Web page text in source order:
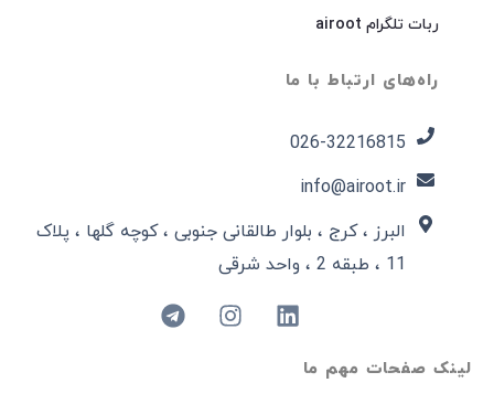
لینک صفحات مهم ما
ربات تلگرام airoot
راه‌های ارتباط با ما
026-32216815​
info@airoot.ir
البرز ، کرج ، بلوار طالقانی جنوبی ، کوچه گلها ، پلاک
11 ، طبقه 2 ، واحد شرقی